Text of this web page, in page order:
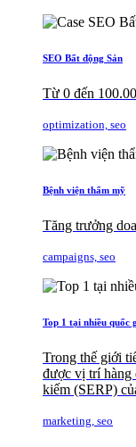
SEO Bất động Sản
Từ 0 đến
optimization, seo
Bệnh viện thẩm mỹ
Tăng trưởng
campaigns, seo
Top 1 tại nhiều quốc
Trong thế giới
được vị trí hàng
kiếm (SERP)
marketing, seo